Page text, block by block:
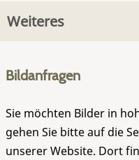
Weiteres
Bildanfragen
Sie möchten Bilder in
gehen Sie bitte auf die
unserer Website. Dort